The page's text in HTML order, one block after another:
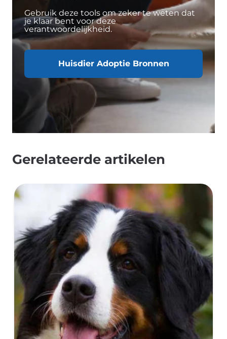
Gebruik deze tools om zeker te weten dat
je klaar bent voor deze
verantwoordelijkheid.
Huisdier Adoptie Bronnen
Gerelateerde artikelen